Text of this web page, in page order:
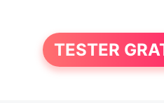
TESTER